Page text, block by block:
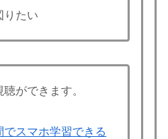
りたい
ができます。
スマホ学習できる